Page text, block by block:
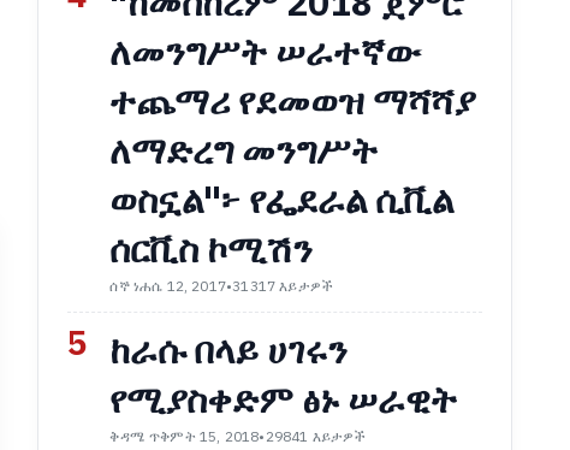
ለመንግሥት ሠራተኛው
ተጨማሪ የደመወዝ ማሻሻያ
ለማድረግ መንግሥት
ወስኗል"፦ የፌደራል ሲቪል
ሰርቪስ ኮሚሽን
ሰኞ ነሐሴ 12, 2017•31317 እይታዎች
5 ከራሱ በላይ ሀገሩን
የሚያስቀድም ፅኑ ሠራዊት
ቅዳሜ ጥቅምት 15, 2018•29841 እይታዎች